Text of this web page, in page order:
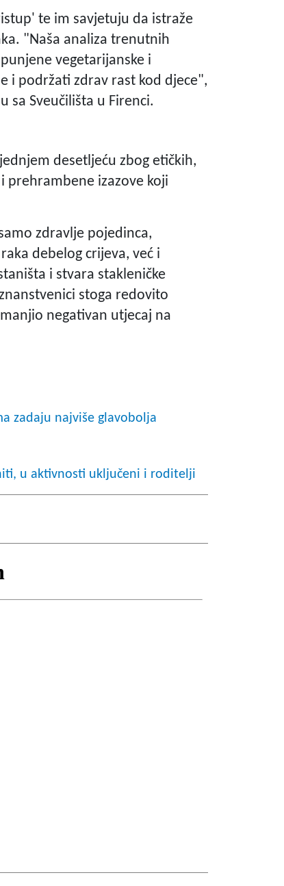
te im savjetuju da istraže
"Naša analiza trenutnih
vegetarijanske i
i podržati zdrav rast kod djece",
sa Sveučilišta u Firenci.
desetljeću zbog etičkih,
prehrambene izazove koji
zdravlje pojedinca,
debelog crijeva, već i
i stvara stakleničke
stoga redovito
negativan utjecaj na
zadaju najviše glavobolja
u aktivnosti uključeni i roditelji